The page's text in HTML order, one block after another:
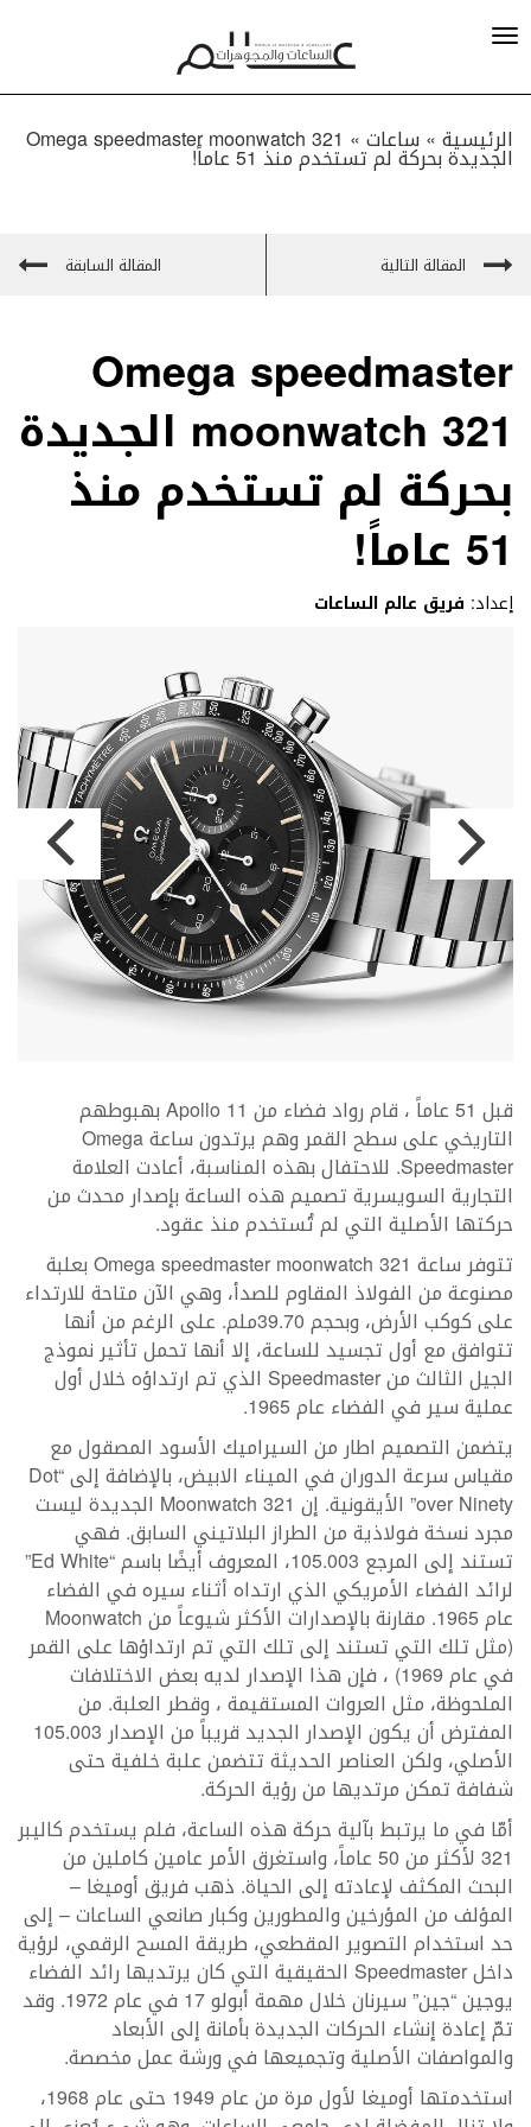
الرئيسية » ساعات»
Omega speedmaster moonwatch 321
الجديدة بحركة لم تستخدم منذ 51 عاماً!
المقالة التالية المقالة السابقة
Omega speedmaster
moonwatch 321 الجديدة
بحركة لم تستخدم منذ
51 عاماً!
إعداد: فريق عالم الساعات
قبل 51 عاماً ، قام رواد فضاء من Apollo 11 بهبوطهم
التاريخي على سطح القمر وهم يرتدون ساعة Omega
Speedmaster. للاحتفال بهذه المناسبة، أعادت العلامة
التجارية السويسرية تصميم هذه الساعة بإصدار محدث من
حركتها الأصلية التي لم تُستخدم منذ عقود.
تتوفر ساعة Omega speedmaster moonwatch 321 بعلبة
مصنوعة من الفولاذ المقاوم للصدأ، وهي الآن متاحة للارتداء
على كوكب الأرض، وبحجم 39.70ملم. على الرغم من أنها
تتوافق مع أول تجسيد للساعة، إلا أنها تحمل تأثير نموذج
الجيل الثالث من Speedmaster الذي تم ارتداؤه خلال أول
عملية سير في الفضاء عام 1965.
يتضمن التصميم اطار من السيراميك الأسود المصقول مع
مقياس سرعة الدوران في الميناء الابيض، بالإضافة إلى “Dot
over Ninety” الأيقونية. إن Moonwatch 321 الجديدة ليست
مجرد نسخة فولاذية من الطراز البلاتيني السابق. فهي
تستند إلى المرجع 105.003، المعروف أيضًا باسم “Ed White”
لرائد الفضاء الأمريكي الذي ارتداه أثناء سيره في الفضاء
عام 1965. مقارنة بالإصدارات الأكثر شيوعاً من Moonwatch
(مثل تلك التي تستند إلى تلك التي تم ارتداؤها على القمر
في عام 1969) ، فإن هذا الإصدار لديه بعض الاختلافات
الملحوظة، مثل العروات المستقيمة ، وقطر العلبة. من
المفترض أن يكون الإصدار الجديد قريباً من الإصدار 105.003
الأصلي، ولكن العناصر الحديثة تتضمن علبة خلفية حتى
شفافة تمكن مرتديها من رؤية الحركة.
أمّا في ما يرتبط بآلية حركة هذه الساعة، فلم يستخدم كاليبر
321 لأكثر من 50 عاماً، واستغرق الأمر عامين كاملين من
البحث المكثف لإعادته إلى الحياة. ذهب فريق أوميغا –
المؤلف من المؤرخين والمطورين وكبار صانعي الساعات – إلى
حد استخدام التصوير المقطعي، طريقة المسح الرقمي، لرؤية
داخل Speedmaster الحقيقية التي كان يرتديها رائد الفضاء
يوجين “جين” سيرنان خلال مهمة أبولو 17 في عام 1972. وقد
تمّ إعادة إنشاء الحركات الجديدة بأمانة إلى الأبعاد
والمواصفات الأصلية وتجميعها في ورشة عمل مخصصة.
استخدمتها أوميغا لأول مرة من عام 1949 حتى عام 1968،